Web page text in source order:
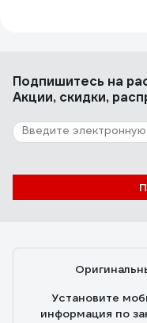
Подпишитесь на
Акции, скидки,
Установите
информация по